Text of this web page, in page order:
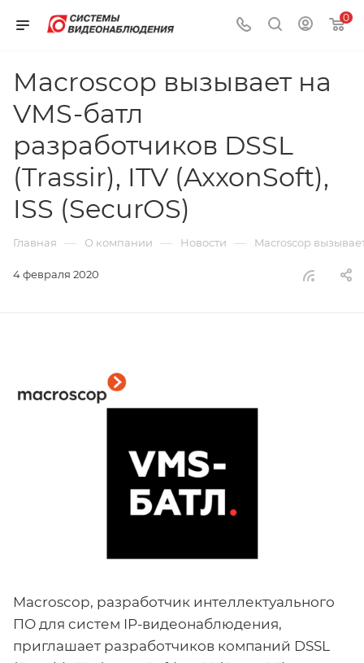
0
Macroscop вызывает на
VMS-батл
разработчиков DSSL
(Trassir), ITV (AxxonSoft),
ISS (SecurOS)
Главная — О компании — Новости — Macroscop
4 февраля 2020
Macroscop, разработчик интеллектуального
ПО для систем IP-видеонаблюдения,
приглашает разработчиков компаний DSSL